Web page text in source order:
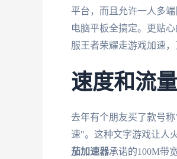
平台，而且允许一人多端
电脑平板全搞定。更贴
服王者荣耀走游戏加速，
速度和流
去年有个朋友买了款号
速"。这种文字游戏让人
茄加速器承诺的100M带